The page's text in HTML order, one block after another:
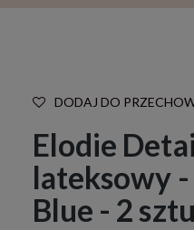
DODAJ DO
Elodie
lateksowy
Blue - 2